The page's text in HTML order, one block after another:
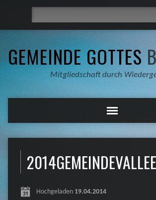
GEMEINDE GOTTES
Mitgliedschaft durch
Hochgeladen 19.04.2014